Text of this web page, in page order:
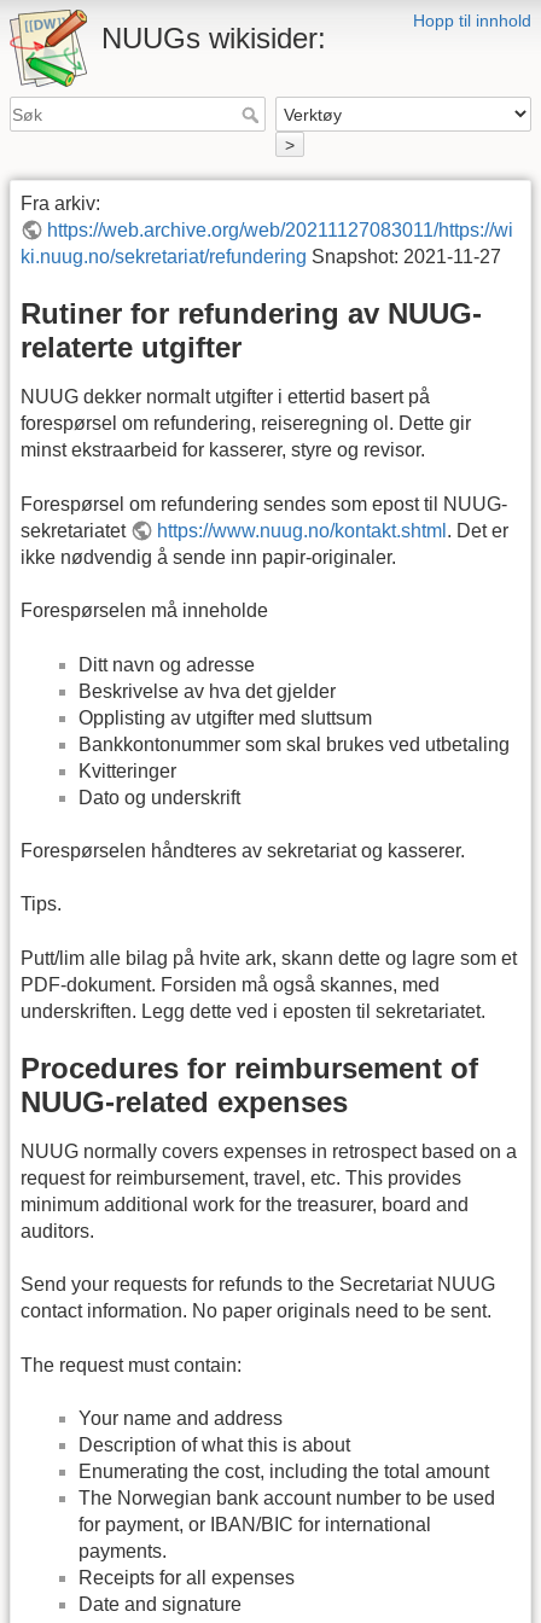
Hopp til innhold
NUUGs wikisider:
>
Fra arkiv:
https://web.archive.org/web/20211127083011/https://wi
ki.nuug.no/sekretariat/refundering Snapshot: 2021-11-27
Rutiner for refundering av NUUG-
relaterte utgifter
NUUG dekker normalt utgifter i ettertid basert på
forespørsel om refundering, reiseregning ol. Dette gir
minst ekstraarbeid for kasserer, styre og revisor.
Forespørsel om refundering sendes som epost til NUUG-
sekretariatet
https://www.nuug.no/kontakt.shtml . Det er
ikke nødvendig å sende inn papir-originaler.
Forespørselen må inneholde
Ditt navn og adresse
Beskrivelse av hva det gjelder
Opplisting av utgifter med sluttsum
Bankkontonummer som skal brukes ved utbetaling
Kvitteringer
Dato og underskrift
Forespørselen håndteres av sekretariat og kasserer.
Tips.
Putt/lim alle bilag på hvite ark, skann dette og lagre som et
PDF-dokument. Forsiden må også skannes, med
underskriften. Legg dette ved i eposten til sekretariatet.
Procedures for reimbursement of
NUUG-related expenses
NUUG normally covers expenses in retrospect based on a
request for reimbursement, travel, etc. This provides
minimum additional work for the treasurer, board and
auditors.
Send your requests for refunds to the Secretariat NUUG
contact information. No paper originals need to be sent.
The request must contain:
Your name and address
Description of what this is about
Enumerating the cost, including the total amount
The Norwegian bank account number to be used
for payment, or IBAN/BIC for international
payments.
Receipts for all expenses
Date and signature